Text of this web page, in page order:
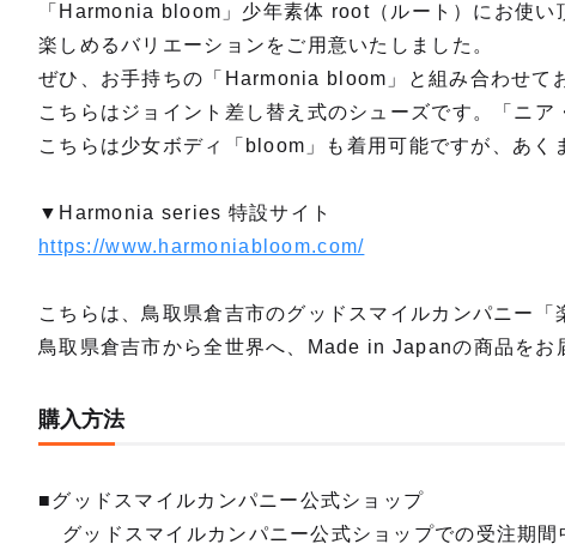
「Harmonia bloom」少年素体 root（ルート）にお使
楽しめるバリエーションをご用意いたしました。
ぜひ、お手持ちの「Harmonia bloom」と組み合わせて
こちらはジョイント差し替え式のシューズです。「ニア
こちらは少女ボディ「bloom」も着用可能ですが、あく
▼Harmonia series 特設サイト
https://www.harmoniabloom.com/
こちらは、鳥取県倉吉市のグッドスマイルカンパニー
鳥取県倉吉市から全世界へ、Made in Japanの商品をお
購入方法
■グッドスマイルカンパニー公式ショップ
グッドスマイルカンパニー公式ショップでの受注期